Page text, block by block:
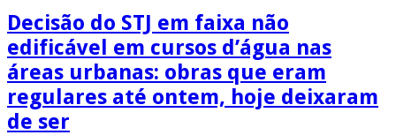
Decisão do STJ em faixa não
edificável em cursos d’água nas
áreas urbanas: obras que eram
regulares até ontem, hoje deixaram
de ser